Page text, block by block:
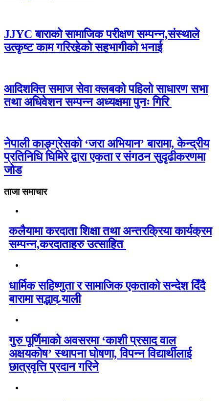
JJYC बाराको सामाजिक परीक्षण सम्पन्न,संस्थाले
उत्कृष्ट काम गरिरहेको सहभागीको भनाई
आदिशक्ति समाज सेवा क्लबको पहिलो साधारण सभा
तथा अधिवेशन सम्पन्न अध्यक्षमा पुनः गिरि
नेपाली काङ्ग्रेसको ‘जरा अभियान’ बारामा, केन्द्रीय
प्रतिनिधि घिमिरे द्वारा एकता र संगठन सुदृढीकरणमा
जोड
ताजा समाचार
कलैयामा करदाता शिक्षा तथा अन्तरक्रिया कार्यक्रम
सम्पन्न,करदाताहरु उत्साहित
धार्मिक सहिष्णुता र सामाजिक एकताको सन्देश दिँदै
बारामा सद्भाव र्‍याली
गुरु पूर्णिमाको अवसरमा ‘काशी प्रसाद वाल
अक्षयकोष’ स्थापना घोषणा, विपन्न विद्यार्थीलाई
छात्रवृत्ति प्रदान गरिने